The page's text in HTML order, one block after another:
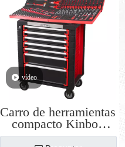
vídeo
Carro de herramientas
compacto Kinbox
para el hogar |